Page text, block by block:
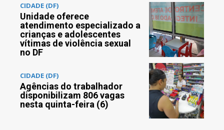
CIDADE (DF)
Unidade oferece
atendimento especializado a
crianças e adolescentes
vítimas de violência sexual
no DF
CIDADE (DF)
Agências do trabalhador
disponibilizam 806 vagas
nesta quinta-feira (6)